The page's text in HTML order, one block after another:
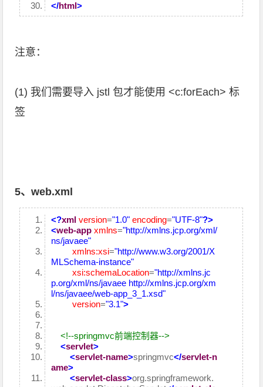
</html>
注意：
(1) 我们需要导入 jstl 包才能使用 <c:forEach> 标
签
5、web.xml
<?xml version="1.0" encoding="UTF-8"?>
<web-app xmlns="http://xmlns.jcp.org/xml/
ns/javaee"
xmlns:xsi="http://www.w3.org/2001/X
MLSchema-instance"
xsi:schemaLocation="http://xmlns.jc
p.org/xml/ns/javaee http://xmlns.jcp.org/xm
l/ns/javaee/web-app_3_1.xsd"
version="3.1">
<!--springmvc前端控制器-->
<servlet>
<servlet-name>springmvc</servlet-n
ame>
<servlet-class>org.springframework.